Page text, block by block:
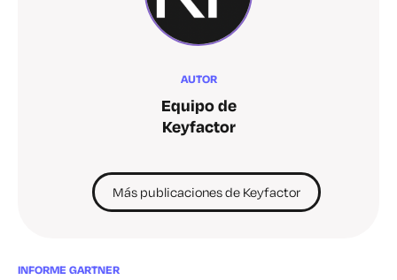
AUTOR
Equipo de
Keyfactor
Más publicaciones de Keyfactor
INFORME GARTNER